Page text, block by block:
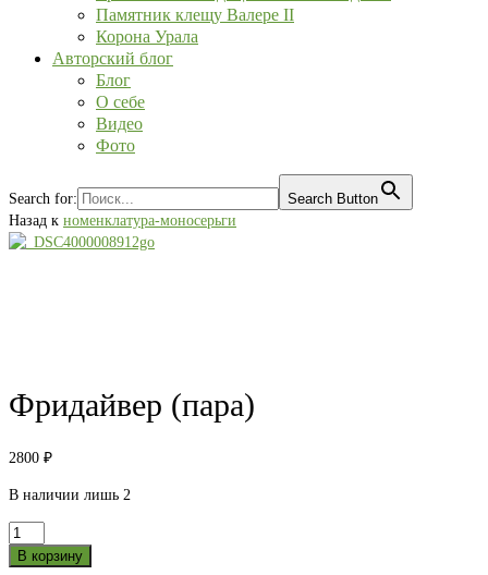
Памятник клещу Валере II
Корона Урала
Авторский блог
Блог
О себе
Видео
Фото
Search for:
Search Button
Назад к номенклатура-моносерьги
Фридайвер (пара)
2800 ₽
В наличии лишь 2
Количество
товара
В корзину